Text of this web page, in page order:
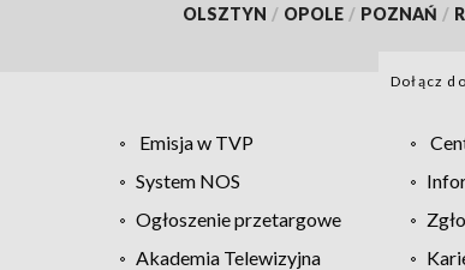
OLSZTYN / OPOLE / POZNAŃ /
Dołącz
Emisja w TVP
System NOS
Ogłoszenie przetargowe
Akademia Telewizyjna